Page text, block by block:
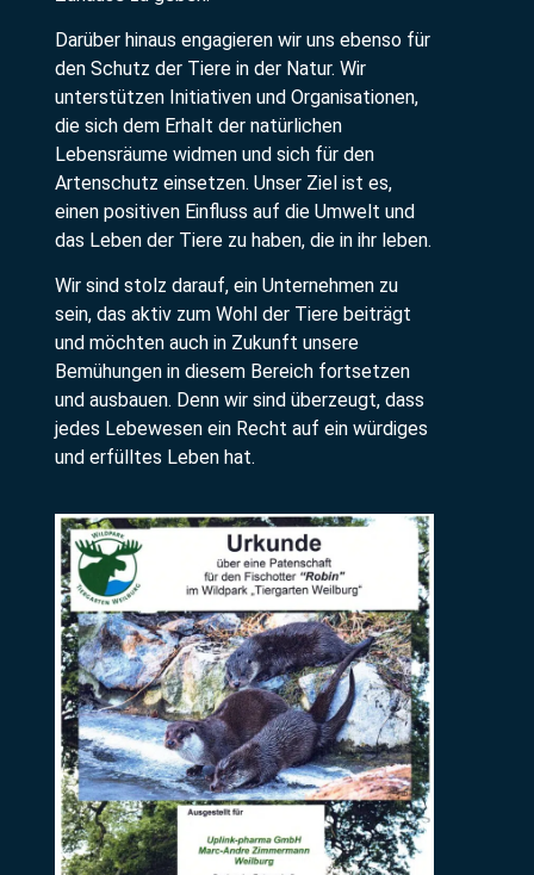
Darüber hinaus engagieren wir uns ebenso für
den Schutz der Tiere in der Natur. Wir
unterstützen Initiativen und Organisationen,
die sich dem Erhalt der natürlichen
Lebensräume widmen und sich für den
Artenschutz einsetzen. Unser Ziel ist es,
einen positiven Einfluss auf die Umwelt und
das Leben der Tiere zu haben, die in ihr leben.
Wir sind stolz darauf, ein Unternehmen zu
sein, das aktiv zum Wohl der Tiere beiträgt
und möchten auch in Zukunft unsere
Bemühungen in diesem Bereich fortsetzen
und ausbauen. Denn wir sind überzeugt, dass
jedes Lebewesen ein Recht auf ein würdiges
und erfülltes Leben hat.